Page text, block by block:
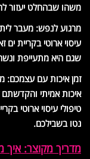
משהו שבהחלט יעזור
מרגוע לנפש: מעבר
עיסוי ארוטי בקריית
שגם היא מתעייפת
זמן איכות עם עצמכם:
איכות אמיתי
טיפולי עיסוי ארוטי
נטו בשבילכם.
מדריך מקוצר: איך